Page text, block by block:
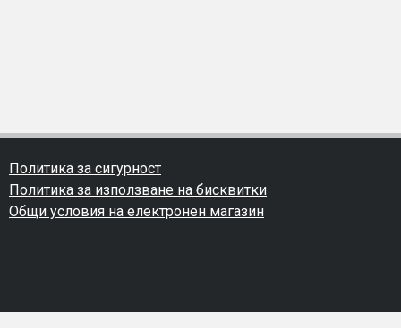
Политика за сигурност
Политика за използване на бисквитки
Общи условия на електронен магазин